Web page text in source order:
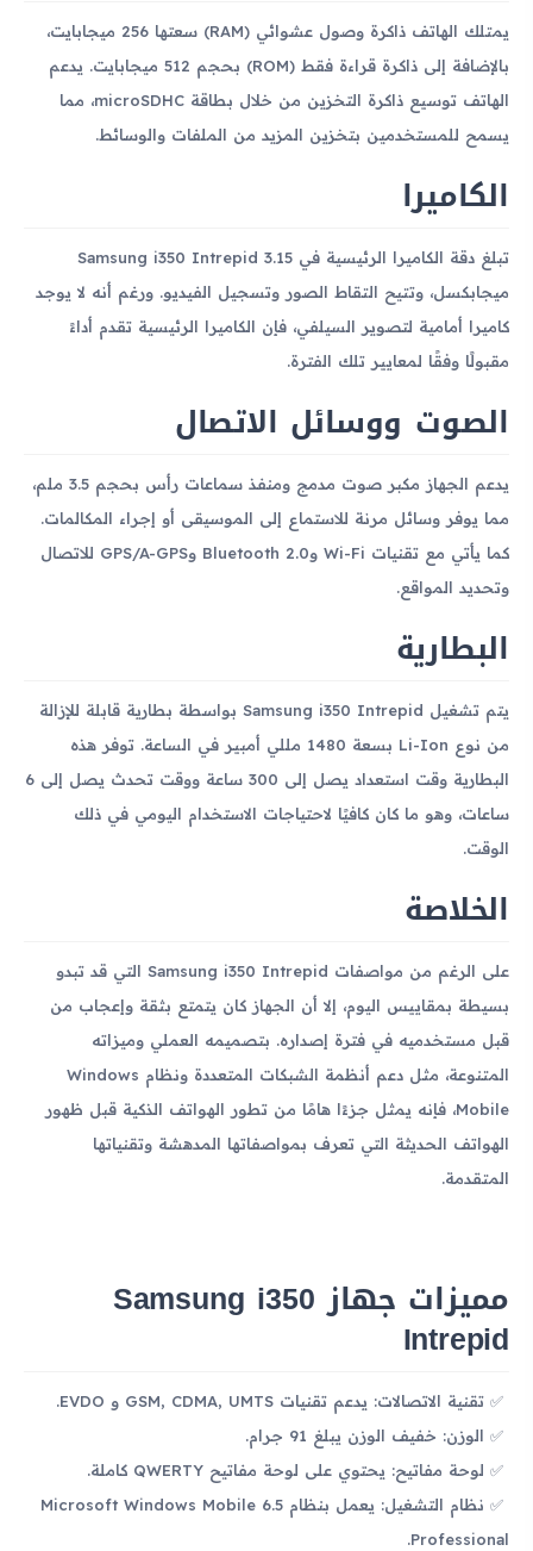
يمتلك الهاتف ذاكرة وصول عشوائي (RAM) سعتها 256 ميجابايت،
بالإضافة إلى ذاكرة قراءة فقط (ROM) بحجم 512 ميجابايت. يدعم
الهاتف توسيع ذاكرة التخزين من خلال بطاقة microSDHC، مما
يسمح للمستخدمين بتخزين المزيد من الملفات والوسائط.
الكاميرا
تبلغ دقة الكاميرا الرئيسية في Samsung i350 Intrepid 3.15
ميجابكسل، وتتيح التقاط الصور وتسجيل الفيديو. ورغم أنه لا يوجد
كاميرا أمامية لتصوير السيلفي، فإن الكاميرا الرئيسية تقدم أداءً
مقبولًا وفقًا لمعايير تلك الفترة.
الصوت ووسائل الاتصال
يدعم الجهاز مكبر صوت مدمج ومنفذ سماعات رأس بحجم 3.5 ملم،
مما يوفر وسائل مرنة للاستماع إلى الموسيقى أو إجراء المكالمات.
كما يأتي مع تقنيات Wi-Fi وBluetooth 2.0 وGPS/A-GPS للاتصال
وتحديد المواقع.
البطارية
يتم تشغيل Samsung i350 Intrepid بواسطة بطارية قابلة للإزالة
من نوع Li-Ion بسعة 1480 مللي أمبير في الساعة. توفر هذه
البطارية وقت استعداد يصل إلى 300 ساعة ووقت تحدث يصل إلى 6
ساعات، وهو ما كان كافيًا لاحتياجات الاستخدام اليومي في ذلك
الوقت.
الخلاصة
على الرغم من مواصفات Samsung i350 Intrepid التي قد تبدو
بسيطة بمقاييس اليوم، إلا أن الجهاز كان يتمتع بثقة وإعجاب من
قبل مستخدميه في فترة إصداره. بتصميمه العملي وميزاته
المتنوعة، مثل دعم أنظمة الشبكات المتعددة ونظام Windows
Mobile، فإنه يمثل جزءًا هامًا من تطور الهواتف الذكية قبل ظهور
الهواتف الحديثة التي تعرف بمواصفاتها المدهشة وتقنياتها
المتقدمة.
مميزات جهاز Samsung i350
Intrepid
تقنية الاتصالات: يدعم تقنيات GSM, CDMA, UMTS و EVDO.
الوزن: خفيف الوزن يبلغ 91 جرام.
لوحة مفاتيح: يحتوي على لوحة مفاتيح QWERTY كاملة.
نظام التشغيل: يعمل بنظام Microsoft Windows Mobile 6.5
Professional.